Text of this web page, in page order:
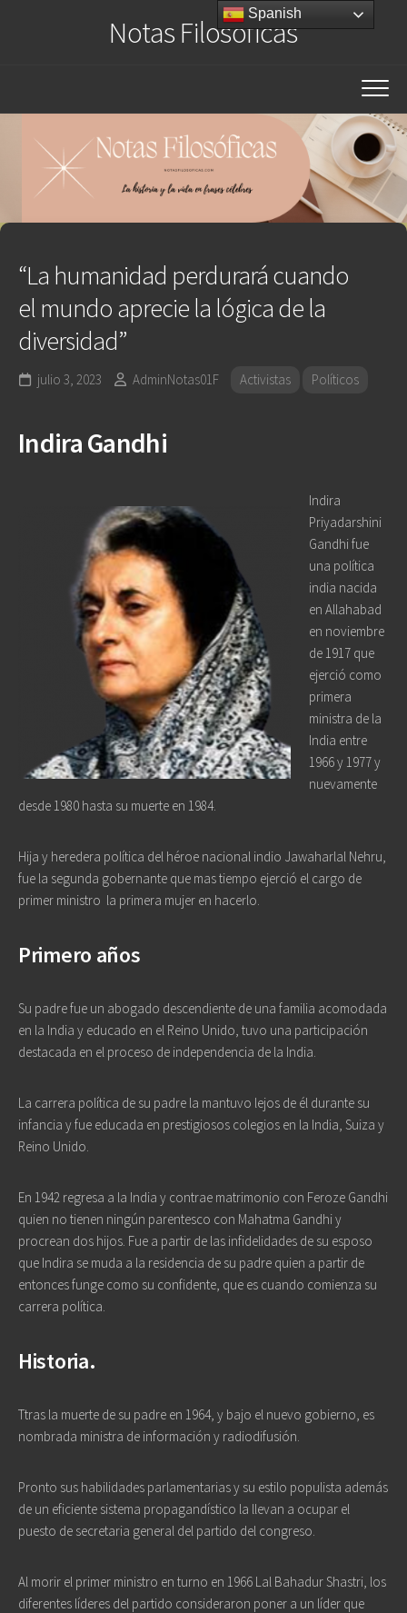
Notas Filosóficas
“La humanidad perdurará cuando
el mundo aprecie la lógica de la
diversidad”
julio 3, 2023 AdminNotas01F Activistas Políticos
Indira Gandhi
Indira
Priyadarshini
Gandhi fue
una política
india nacida
en Allahabad
en noviembre
de 1917 que
ejerció como
primera
ministra de la
India entre
1966 y 1977 y
nuevamente
desde 1980 hasta su muerte en 1984.
Hija y heredera política del héroe nacional indio Jawaharlal Nehru,
fue la segunda gobernante que mas tiempo ejerció el cargo de
primer ministro la primera mujer en hacerlo.
Primero años
Su padre fue un abogado descendiente de una familia acomodada
en la India y educado en el Reino Unido, tuvo una participación
destacada en el proceso de independencia de la India.
La carrera política de su padre la mantuvo lejos de él durante su
infancia y fue educada en prestigiosos colegios en la India, Suiza y
Reino Unido.
En 1942 regresa a la India y contrae matrimonio con Feroze Gandhi
quien no tienen ningún parentesco con Mahatma Gandhi y
procrean dos hijos. Fue a partir de las infidelidades de su esposo
que Indira se muda a la residencia de su padre quien a partir de
entonces funge como su confidente, que es cuando comienza su
carrera política.
Historia.
Ttras la muerte de su padre en 1964, y bajo el nuevo gobierno, es
nombrada ministra de información y radiodifusión.
Pronto sus habilidades parlamentarias y su estilo populista además
de un eficiente sistema propagandístico la llevan a ocupar el
puesto de secretaria general del partido del congreso.
Al morir el primer ministro en turno en 1966 Lal Bahadur Shastri, los
diferentes líderes del partido consideraron poner a un líder que
Spanish